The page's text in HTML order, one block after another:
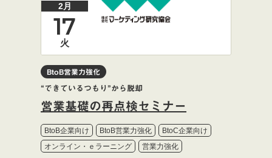
2月
17
火
BtoB営業力強化
“できているつもり”から脱却
営業基礎の再点検セミナー
BtoB企業向け BtoB営業力強化
BtoC企業向け
オンライン・ｅラーニング
営業力強化